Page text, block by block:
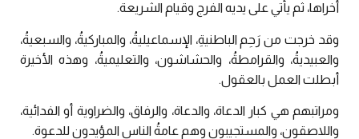
أُخراها، ثم يأتي على يديه الفرج وقيام الشريعة.
وقد خرجت من رَحِم الباطنيةِ، الإسماعيليةُ، والمباركيةُ، والسبعيةُ،
والعبيديةُ، والقرامطةُ، والحشاشون، والتعليميةُ، وهذه الأخيرة
أبطلت العمل بالعقول.
ومراتبهم هي كبار الدعاة، والدعاة، والرفاق، والضراوية أو الفدائية،
واللاصقون، والمستجيبون وهم عامةُ الناس المؤيدون للدعوة.